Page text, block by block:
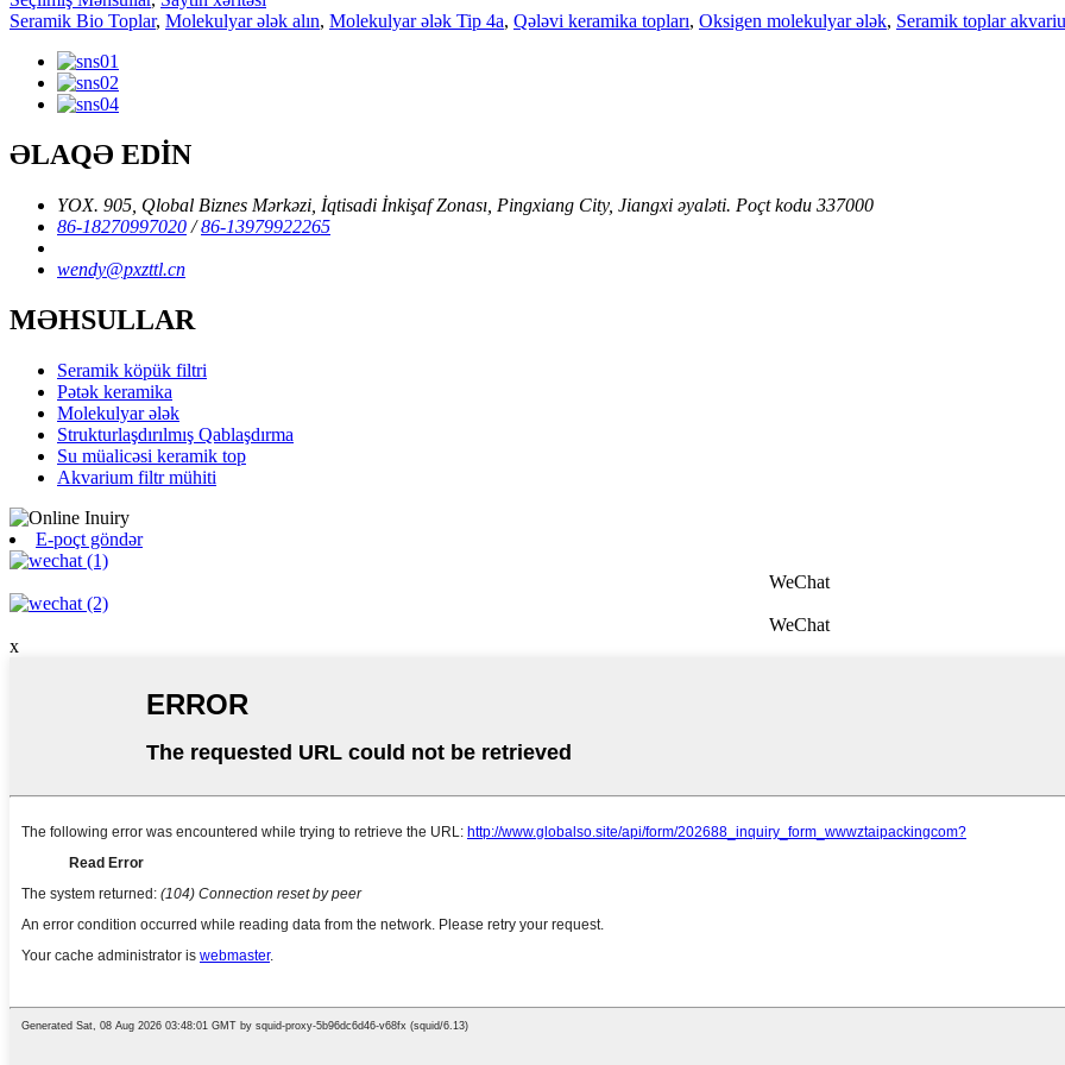
Seramik Bio Toplar, Molekulyar ələk alın, Molekulyar ələk Tip 4a, Qələvi keramika topları, Oksigen molekulyar ələk, Seramik toplar
ƏLAQƏ EDİN
YOX. 905, Qlobal Biznes Mərkəzi, İqtisadi İnkişaf Zonası, Pingxiang City, Jiangxi əyaləti. Poçt kodu 337000
86-18270997020 /86-13979922265
wendy@pxzttl.cn
MƏHSULLAR
Seramik köpük filtri
Pətək keramika
Molekulyar ələk
Strukturlaşdırılmış Qablaşdırma
Su müalicəsi keramik top
Akvarium filtr mühiti
E-poçt göndər
WeChat
WeChat
x